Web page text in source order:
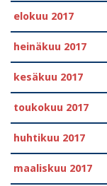
elokuu 2017
heinäkuu 2017
kesäkuu 2017
toukokuu 2017
huhtikuu 2017
maaliskuu 2017